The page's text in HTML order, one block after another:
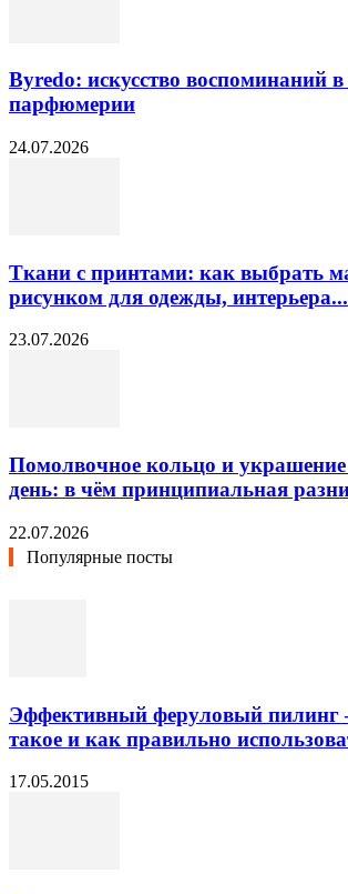
Byredo: искусство воспоминаний
парфюмерии
24.07.2026
Ткани с принтами: как выбрать
рисунком для одежды, интерьера...
23.07.2026
Помолвочное кольцо и
день: в чём принципиальная
22.07.2026
Популярные посты
Эффективный феруловый пилинг
такое и как правильно
17.05.2015